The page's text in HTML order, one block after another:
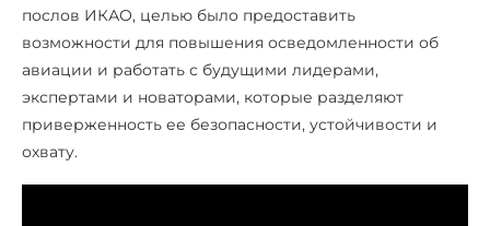
послов ИКАО, целью было предоставить
возможности для повышения осведомленности об
авиации и работать с будущими лидерами,
экспертами и новаторами, которые разделяют
приверженность ее безопасности, устойчивости и
охвату.